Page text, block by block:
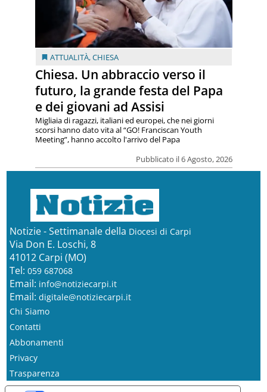
ATTUALITÀ,CHIESA
Chiesa. Un abbraccio verso il
futuro, la grande festa del Papa
e dei giovani ad Assisi
Pubblicato il 6 Agosto, 2026
Migliaia di ragazzi, italiani ed europei, che nei giorni
scorsi hanno dato vita al “GO! Franciscan Youth
Meeting”, hanno accolto l'arrivo del Papa
Notizie - Settimanale della Diocesi di Carpi
Via Don E. Loschi, 8
41012 Carpi (MO)
Tel: 059 687068
Email: info@notiziecarpi.it
Email: digitale@notiziecarpi.it
Chi Siamo
Contatti
Abbonamenti
Privacy
Trasparenza